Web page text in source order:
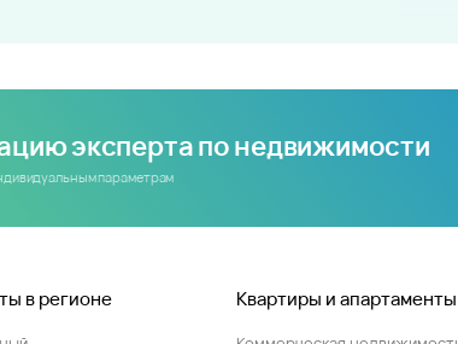
эксперта по недвижимости
параметрам
в регионе Квартиры и апартаменты